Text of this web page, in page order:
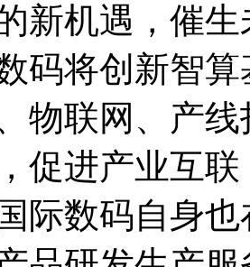
新机遇，
码将创新智算
、物联网
，促进产业互
国际数码自身